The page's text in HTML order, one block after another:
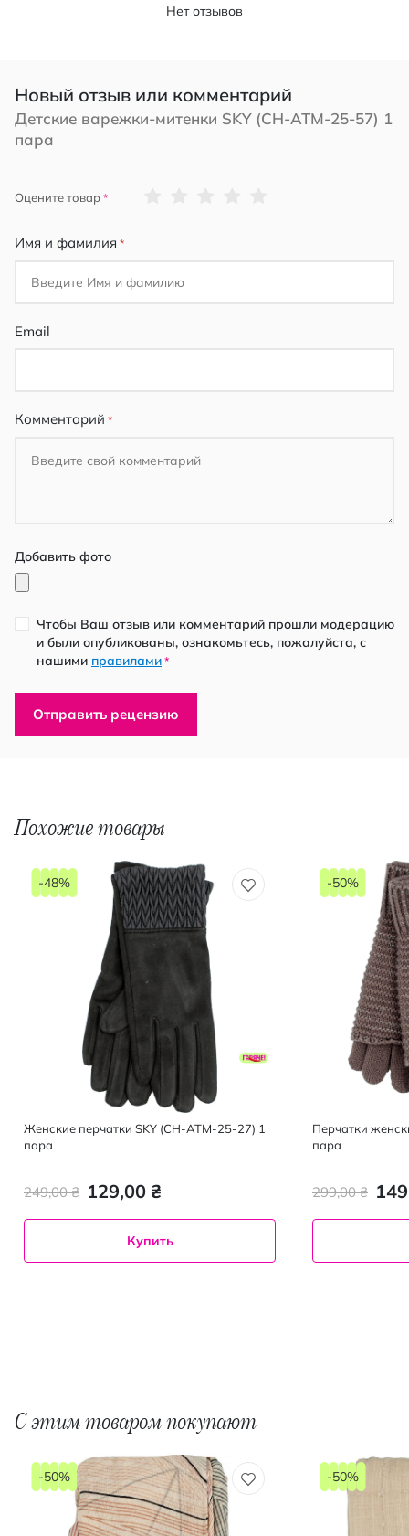
Нет отзывов
Новый отзыв или комментарий
Детские варежки-митенки SKY (CH-ATM-25-57) 1
пара
Оцените товар
Имя и фамилия
Email
Комментарий
Добавить фото
Чтобы Ваш отзыв или комментарий прошли модерацию
и были опубликованы, ознакомьтесь, пожалуйста, с
нашими правилами *
Отправить рецензию
Похожие товары
Женские перчатки SKY (CH-ATM-25-27) 1
пара
129,00 ₴
249,00 ₴
-48%
Купить
Перчатки
пара
299,00 ₴
-50%
С этим товаром покупают
-50% -50%